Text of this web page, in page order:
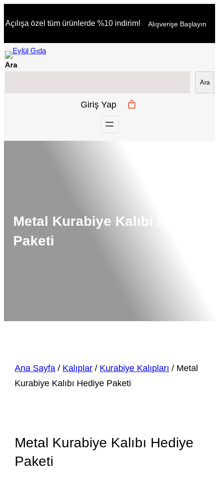
geç
Açılışa özel tüm ürünlerde %10 indirim! Alışverişe Başlayın
Ara
Ara
Giriş Yap
Metal Kurabiye Kalıbı Hediye
Paketi
Ana Sayfa / Kalıplar / Kurabiye Kalıpları / Metal
Kurabiye Kalıbı Hediye Paketi
Metal Kurabiye Kalıbı Hediye
Paketi